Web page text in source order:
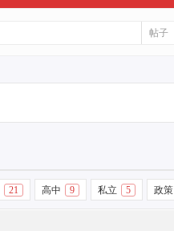
帖子
21 高中 9 私立 5 政策